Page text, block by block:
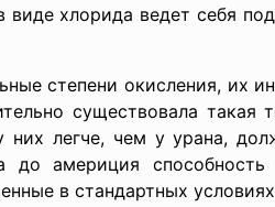
хлорида ведет себя
окисления, их
существовала такая
легче, чем у урана,
америция способность
в стандартных